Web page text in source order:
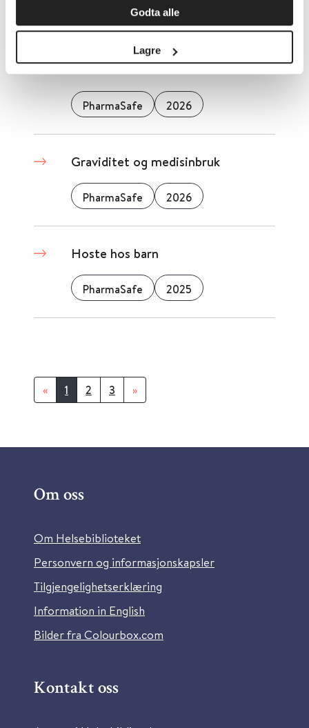
Godta alle
Lagre
Forstoppelse hos gravide og
ammende
PharmaSafe 2026
Graviditet og medisinbruk
PharmaSafe 2026
Hoste hos barn
PharmaSafe 2025
« 1 2 3 »
Om oss
Om Helsebiblioteket
Personvern og informasjonskapsler
Tilgjengelighetserklæring
Information in English
Bilder fra Colourbox.com
Kontakt oss